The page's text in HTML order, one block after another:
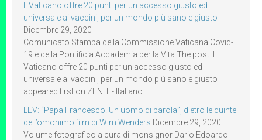
Il Vaticano offre 20 punti per un accesso giusto ed
universale ai vaccini, per un mondo più sano e giusto
Dicembre 29, 2020
Comunicato Stampa della Commissione Vaticana Covid-
19 e della Pontificia Accademia per la Vita The post Il
Vaticano offre 20 punti per un accesso giusto ed
universale ai vaccini, per un mondo più sano e giusto
appeared first on ZENIT - Italiano.
LEV: “Papa Francesco. Un uomo di parola”, dietro le quinte
dell’omonimo film di Wim Wenders Dicembre 29, 2020
Volume fotografico a cura di monsignor Dario Edoardo